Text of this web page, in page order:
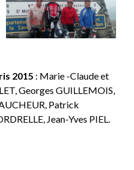
2015 : Marie -Claude et
Georges GUILLEMOIS,
Patrick
Jean-Yves PIEL.